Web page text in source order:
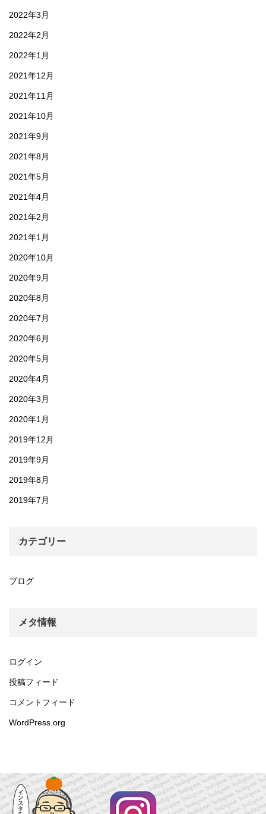
2022年3月
2022年2月
2022年1月
2021年12月
2021年11月
2021年10月
2021年9月
2021年8月
2021年5月
2021年4月
2021年2月
2021年1月
2020年10月
2020年9月
2020年8月
2020年7月
2020年6月
2020年5月
2020年4月
2020年3月
2020年1月
2019年12月
2019年9月
2019年8月
2019年7月
カテゴリー
ブログ
メタ情報
ログイン
投稿フィード
コメントフィード
WordPress.org